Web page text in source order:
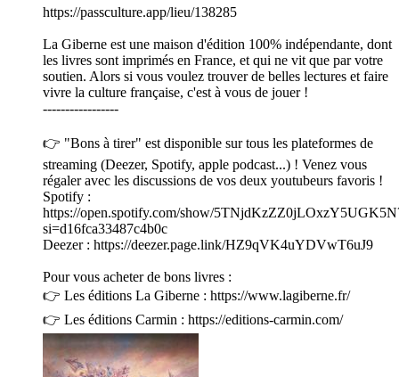
https://passculture.app/lieu/138285
La Giberne est une maison d'édition 100% indépendante, dont
les livres sont imprimés en France, et qui ne vit que par votre
soutien. Alors si vous voulez trouver de belles lectures et faire
vivre la culture française, c'est à vous de jouer !
-----------------
👉 "Bons à tirer" est disponible sur tous les plateformes de
streaming (Deezer, Spotify, apple podcast...) ! Venez vous
régaler avec les discussions de vos deux youtubeurs favoris !
Spotify :
https://open.spotify.com/show/
si=d16fca33487c4b0c
Deezer : https://deezer.page.link/HZ9qVK4uYDVwT6uJ9
Pour vous acheter de bons livres :
👉 Les éditions La Giberne : https://www.lagiberne.fr/
👉 Les éditions Carmin : https://editions-carmin.com/